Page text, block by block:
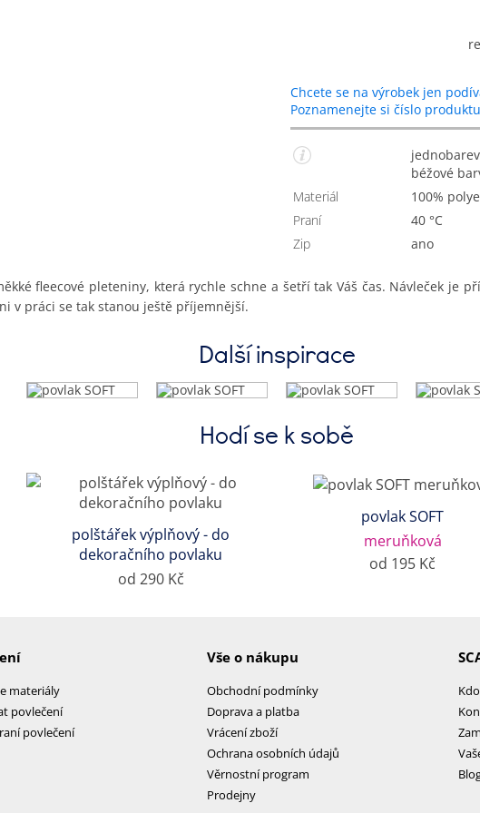
Chcete se na výrobek jen
Poznamenejte si číslo
jednobarevný měkký povlak na dekorační polštářek v
béžové
Materiál
100%
Praní
40 °C
Zip
Ano
fleecové pleteniny, která rychle schne a šetří tak Váš čas. Návleček je
v práci se tak stanou ještě příjemnější.
Další inspirace
Hodí se k sobě
polštářek výplňový - do
dekoračního povlaku
od 290 Kč
povlak SOFT
meruňková
od 195 Kč
materiály
povlečení
povlečení
Vše o nákupu
Obchodní podmínky
Doprava a platba
Vrácení zboží
Ochrana osobních údajů
Věrnostní program
Prodejny